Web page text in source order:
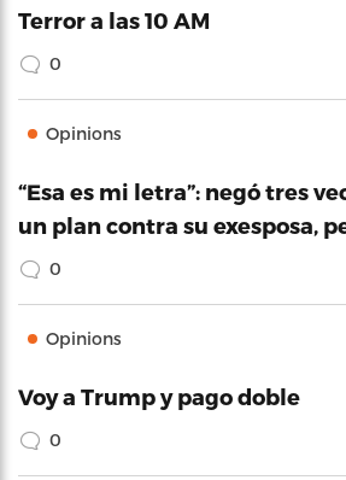
Terror a las 10 AM
0
Opinions
“Esa es mi letra”: negó tres
un plan contra su exesposa,
0
Opinions
Voy a Trump y pago doble
0